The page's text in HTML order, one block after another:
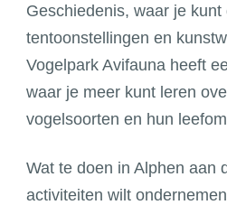
Geschiedenis, waar je
tentoonstellingen en
Vogelpark Avifauna heeft
waar je meer kunt leren
vogelsoorten en hun
Wat te doen in Alphen aan
activiteiten wilt